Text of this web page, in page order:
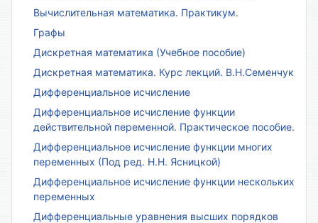
Вычислительная математика. Практикум.
Графы
Дискретная математика (Учебное пособие)
Дискретная математика. Курс лекций. В.Н.Семенчук
Дифференциальное исчисление
Дифференциальное исчисление функции
действительной переменной. Практическое пособие.
Дифференциальное исчисление функции многих
переменных (Под ред. Н.Н. Ясницкой)
Дифференциальное исчисление функции нескольких
переменных
Дифференциальные уравнения высших порядков